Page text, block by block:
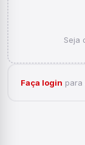
Seja
Faça login para